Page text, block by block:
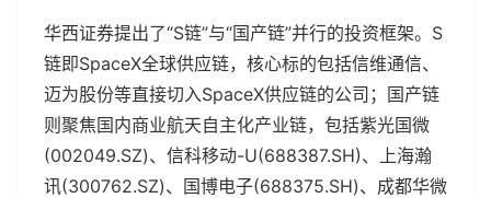
华西证券提出了“S链”与“国产链”并行的投资框架。S
链即SpaceX全球供应链，核心标的包括信维通信、
迈为股份等直接切入SpaceX供应链的公司；国产链
则聚焦国内商业航天自主化产业链，包括紫光国微
(002049.SZ)、信科移动-U(688387.SH)、上海瀚
讯(300762.SZ)、国博电子(688375.SH)、成都华微